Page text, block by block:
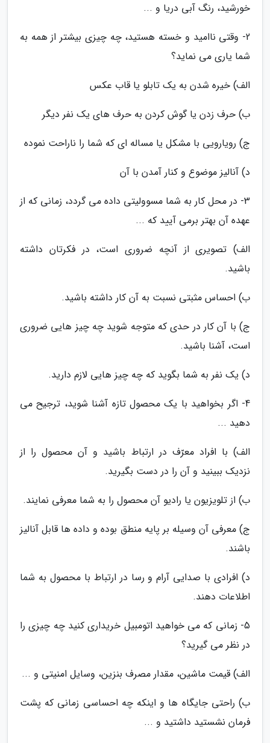
خورشید، رنگ آبی دریا و ...
2- وقتی ناامید و خسته هستید، چه چیزی بیشتر از همه به
شما یاری می نماید؟
الف) خیره شدن به یک تابلو یا قاب عکس
ب) حرف زدن یا گوش کردن به حرف های یک نفر دیگر
ج) رویارویی با مشکل یا مساله ای که شما را ناراحت نموده
د) آنالیز موضوع و کنار آمدن با آن
3- در محل کار به شما مسوولیتی داده می گردد، زمانی که از
عهده آن بهتر برمی آیید که ...
الف) تصویری از آنچه ضروری است، در فکرتان داشته
باشید.
ب) احساس مثبتی نسبت به آن کار داشته باشید.
ج) با آن کار در حدی که متوجه شوید چه چیز هایی ضروری
است، آشنا باشید.
د) یک نفر به شما بگوید که چه چیز هایی لازم دارید.
4- اگر بخواهید با یک محصول تازه آشنا شوید، ترجیح می
دهید ...
الف) با افراد معرّف در ارتباط باشید و آن محصول را از
نزدیک ببینید و آن را در دست بگیرید.
ب) از تلویزیون یا رادیو آن محصول را به شما معرفی نمایند.
ج) معرفی آن وسیله بر پایه منطق بوده و داده ها قابل آنالیز
باشند.
د) افرادی با صدایی آرام و رسا در ارتباط با محصول به شما
اطلاعات دهند.
5- زمانی که می خواهید اتومبیل خریداری کنید چه چیزی را
در نظر می گیرید؟
الف) قیمت ماشین، مقدار مصرف بنزین، وسایل امنیتی و ...
ب) راحتی جایگاه ها و اینکه چه احساسی زمانی که پشت
فرمان نشستید داشتید و ...